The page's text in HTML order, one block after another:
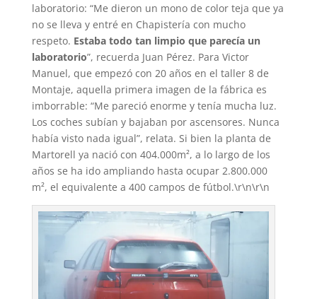
laboratorio: “Me dieron un mono de color teja que ya
no se lleva y entré en Chapistería con mucho
respeto. Estaba todo tan limpio que parecía un
laboratorio”, recuerda Juan Pérez. Para Victor
Manuel, que empezó con 20 años en el taller 8 de
Montaje, aquella primera imagen de la fábrica es
imborrable: “Me pareció enorme y tenía mucha luz.
Los coches subían y bajaban por ascensores. Nunca
había visto nada igual”, relata. Si bien la planta de
Martorell ya nació con 404.000m², a lo largo de los
años se ha ido ampliando hasta ocupar 2.800.000
m², el equivalente a 400 campos de fútbol.\r\n\r\n